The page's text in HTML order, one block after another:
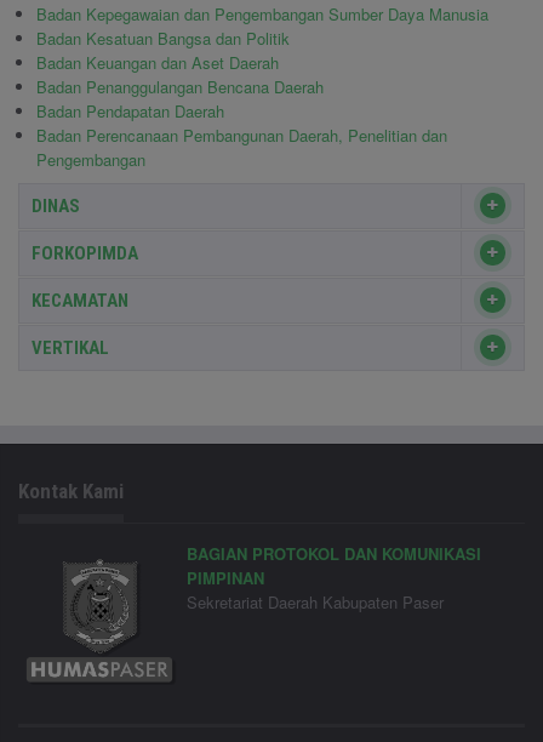
Badan Kepegawaian dan Pengembangan Sumber Daya Manusia
Badan Kesatuan Bangsa dan Politik
Badan Keuangan dan Aset Daerah
Badan Penanggulangan Bencana Daerah
Badan Pendapatan Daerah
Badan Perencanaan Pembangunan Daerah, Penelitian dan
Pengembangan
DINAS
FORKOPIMDA
KECAMATAN
VERTIKAL
Kontak Kami
BAGIAN PROTOKOL DAN KOMUNIKASI
PIMPINAN
Sekretariat Daerah Kabupaten Paser